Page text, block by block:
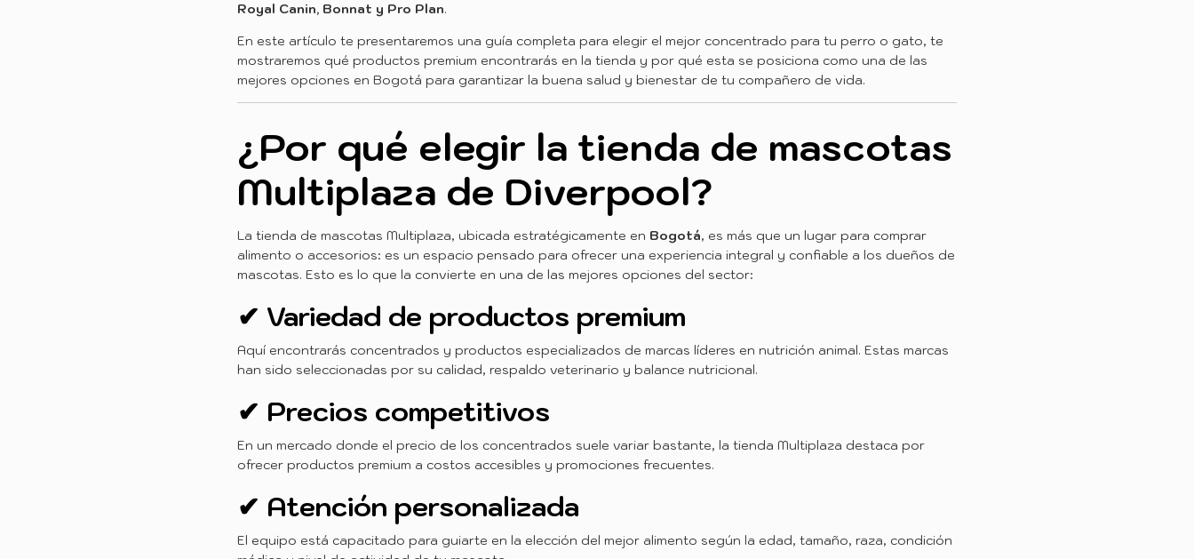
Royal Canin, Bonnat y Pro Plan.
En este artículo te presentaremos una guía completa para elegir el mejor concentrado para tu perro o gato, te
mostraremos qué productos premium encontrarás en la tienda y por qué esta se posiciona como una de las
mejores opciones en Bogotá para garantizar la buena salud y bienestar de tu compañero de vida.
¿Por qué elegir la tienda de mascotas
Multiplaza de Diverpool?
La tienda de mascotas Multiplaza, ubicada estratégicamente en Bogotá, es más que un lugar para comprar
alimento o accesorios: es un espacio pensado para ofrecer una experiencia integral y confiable a los dueños de
mascotas. Esto es lo que la convierte en una de las mejores opciones del sector:
✔ Variedad de productos premium
Aquí encontrarás concentrados y productos especializados de marcas líderes en nutrición animal. Estas marcas
han sido seleccionadas por su calidad, respaldo veterinario y balance nutricional.
✔ Precios competitivos
En un mercado donde el precio de los concentrados suele variar bastante, la tienda Multiplaza destaca por
ofrecer productos premium a costos accesibles y promociones frecuentes.
✔ Atención personalizada
El equipo está capacitado para guiarte en la elección del mejor alimento según la edad, tamaño, raza, condición